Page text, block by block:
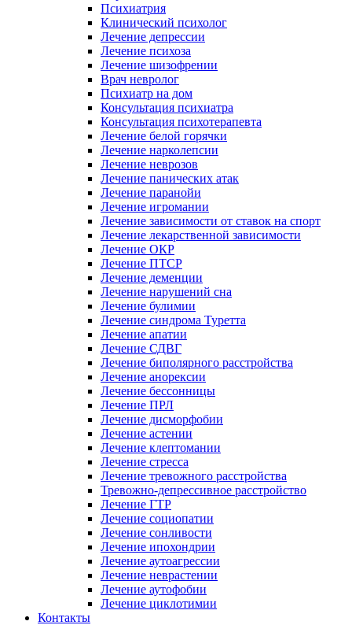
Психиатрия
Клинический психолог
Лечение депрессии
Лечение психоза
Лечение шизофрении
Врач невролог
Психиатр на дом
Консультация психиатра
Консультация психотерапевта
Лечение белой горячки
Лечение нарколепсии
Лечение неврозов
Лечение панических атак
Лечение паранойи
Лечение игромании
Лечение зависимости от ставок на спорт
Лечение лекарственной зависимости
Лечение ОКР
Лечение ПТСР
Лечение деменции
Лечение нарушений сна
Лечение булимии
Лечение синдрома Туретта
Лечение апатии
Лечение СДВГ
Лечение биполярного расстройства
Лечение анорексии
Лечение бессонницы
Лечение ПРЛ
Лечение дисморфобии
Лечение астении
Лечение клептомании
Лечение стресса
Лечение тревожного расстройства
Тревожно-депрессивное расстройство
Лечение ГТР
Лечение социопатии
Лечение сонливости
Лечение ипохондрии
Лечение аутоагрессии
Лечение неврастении
Лечение аутофобии
Лечение циклотимии
Контакты